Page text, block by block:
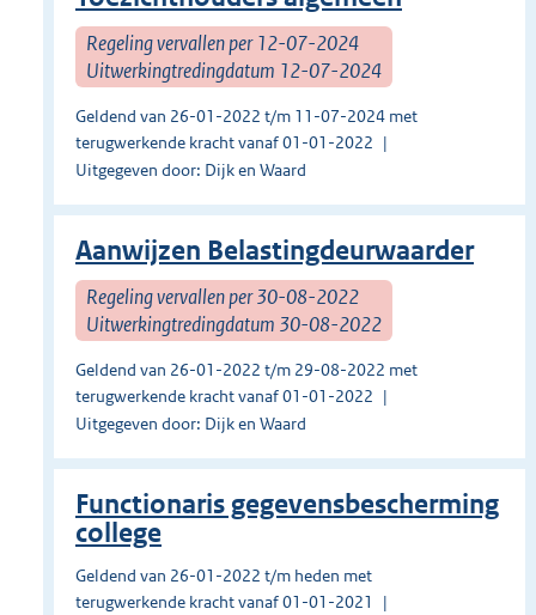
Regeling vervallen per 12-07-2024
Uitwerkingtredingdatum 12-07-2024
Geldend van 26-01-2022 t/m 11-07-2024 met
terugwerkende kracht vanaf 01-01-2022
Uitgegeven door: Dijk en Waard
Aanwijzen Belastingdeurwaarder
Regeling vervallen per 30-08-2022
Uitwerkingtredingdatum 30-08-2022
Geldend van 26-01-2022 t/m 29-08-2022 met
terugwerkende kracht vanaf 01-01-2022
Uitgegeven door: Dijk en Waard
Functionaris gegevensbescherming
college
Geldend van 26-01-2022 t/m heden met
terugwerkende kracht vanaf 01-01-2021